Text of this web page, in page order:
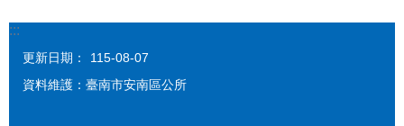
:::
更新日期：
115-08-07
資料維護：臺南市安南區公所